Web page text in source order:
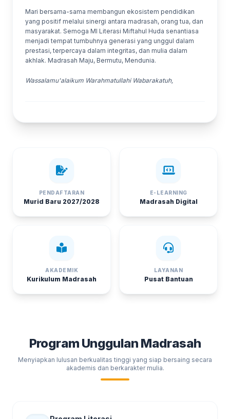
Mari bersama-sama membangun ekosistem pendidikan
yang positif melalui sinergi antara madrasah, orang tua, dan
masyarakat. Semoga MI Literasi Miftahul Huda senantiasa
menjadi tempat tumbuhnya generasi yang unggul dalam
prestasi, terpercaya dalam integritas, dan mulia dalam
akhlak. Madrasah Maju, Bermutu, Mendunia.
Wassalamu'alaikum Warahmatullahi Wabarakatuh,
PENDAFTARAN
Murid Baru 2027/2028
E-LEARNING
Madrasah Digital
AKADEMIK
Kurikulum Madrasah
LAYANAN
Pusat Bantuan
Program Unggulan Madrasah
Menyiapkan lulusan berkualitas tinggi yang siap bersaing secara
akademis dan berkarakter mulia.